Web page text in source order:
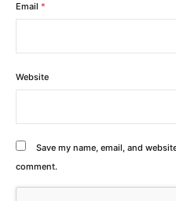
Email *
Website
Save my name, email, and
comment.